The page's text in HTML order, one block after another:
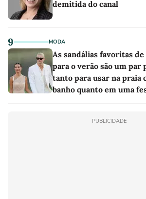
demitida do canal
9 MODA
As sandálias favoritas
para o verão são um
tanto para usar na praia
banho quanto em uma
PUBLICIDADE